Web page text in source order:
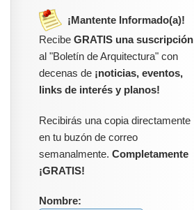
¡Mantente Informado(a)!
Recibe GRATIS una suscripción
al "Boletín de Arquitectura" con
decenas de ¡noticias, eventos,
links de interés y planos!
Recibirás una copia directamente
en tu buzón de correo
semanalmente. Completamente
¡GRATIS!
Nombre: